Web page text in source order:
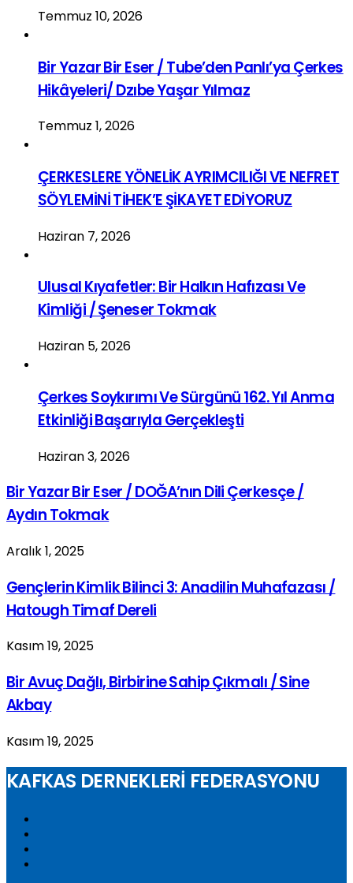
Temmuz 10, 2026
Bir Yazar Bir Eser / Tube’den Panlı’ya Çerkes
Hikâyeleri/ Dzıbe Yaşar Yılmaz
Temmuz 1, 2026
ÇERKESLERE YÖNELİK AYRIMCILIĞI VE NEFRET
SÖYLEMİNİ TİHEK’E ŞİKAYET EDİYORUZ
Haziran 7, 2026
Ulusal Kıyafetler: Bir Halkın Hafızası Ve
Kimliği / Şeneser Tokmak
Haziran 5, 2026
Çerkes Soykırımı Ve Sürgünü 162. Yıl Anma
Etkinliği Başarıyla Gerçekleşti
Haziran 3, 2026
Bir Yazar Bir Eser / DOĞA’nın Dili Çerkesçe /
Aydın Tokmak
Aralık 1, 2025
Gençlerin Kimlik Bilinci 3: Anadilin Muhafazası /
Hatough Timaf Dereli
Kasım 19, 2025
Bir Avuç Dağlı, Birbirine Sahip Çıkmalı / Sine
Akbay
Kasım 19, 2025
KAFKAS DERNEKLERİ FEDERASYONU